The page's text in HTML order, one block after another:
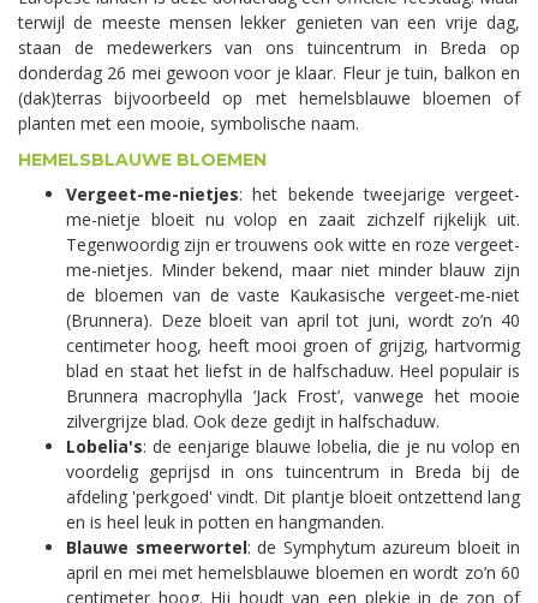
terwijl de meeste mensen lekker genieten van een vrije dag,
staan de medewerkers van ons tuincentrum in Breda op
donderdag 26 mei gewoon voor je klaar. Fleur je tuin, balkon en
(dak)terras bijvoorbeeld op met hemelsblauwe bloemen of
planten met een mooie, symbolische naam.
HEMELSBLAUWE BLOEMEN
Vergeet-me-nietjes: het bekende tweejarige vergeet-
me-nietje bloeit nu volop en zaait zichzelf rijkelijk uit.
Tegenwoordig zijn er trouwens ook witte en roze vergeet-
me-nietjes. Minder bekend, maar niet minder blauw zijn
de bloemen van de vaste Kaukasische vergeet-me-niet
(Brunnera). Deze bloeit van april tot juni, wordt zo’n 40
centimeter hoog, heeft mooi groen of grijzig, hartvormig
blad en staat het liefst in de halfschaduw. Heel populair is
Brunnera macrophylla ‘Jack Frost’, vanwege het mooie
zilvergrijze blad. Ook deze gedijt in halfschaduw.
Lobelia's: de eenjarige blauwe lobelia, die je nu volop en
voordelig geprijsd in ons tuincentrum in Breda bij de
afdeling 'perkgoed' vindt. Dit plantje bloeit ontzettend lang
en is heel leuk in potten en hangmanden.
Blauwe smeerwortel: de Symphytum azureum bloeit in
april en mei met hemelsblauwe bloemen en wordt zo’n 60
centimeter hoog. Hij houdt van een plekje in de zon of